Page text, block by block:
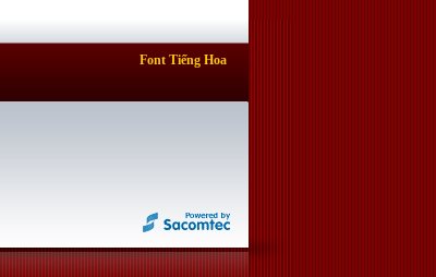
Font Tiếng Hoa